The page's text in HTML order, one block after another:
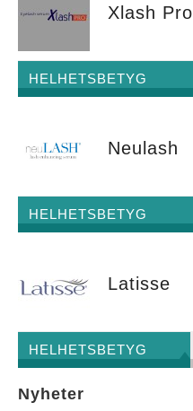
Xlash Pro
HELHETSBETYG
Neulash
HELHETSBETYG
Latisse
HELHETSBETYG
Nyheter